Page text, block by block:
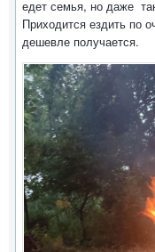
едет семья, но даже
Приходится ездить по
дешевле получается.